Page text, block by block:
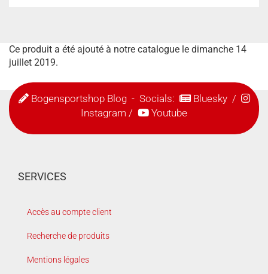
Ce produit a été ajouté à notre catalogue le dimanche 14
juillet 2019.
Bogensportshop Blog- Socials: Bluesky/
Instagram / Youtube
SERVICES
Accès au compte client
Recherche de produits
Mentions légales